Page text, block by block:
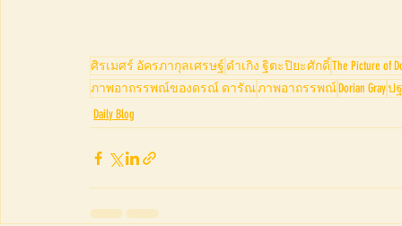
ศิรเมศร์ อัครภากุลเศรษฐ์ ดำเกิง ฐิตะปิยะศักดิ์The Picture of
ภาพอาถรรพณ์ของดรณ์ ดารัณภาพอาถรรพณ์Dorian Grayป
Daily Blog